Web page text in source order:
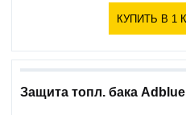
КУПИТЬ В 1
Защита топл. бака